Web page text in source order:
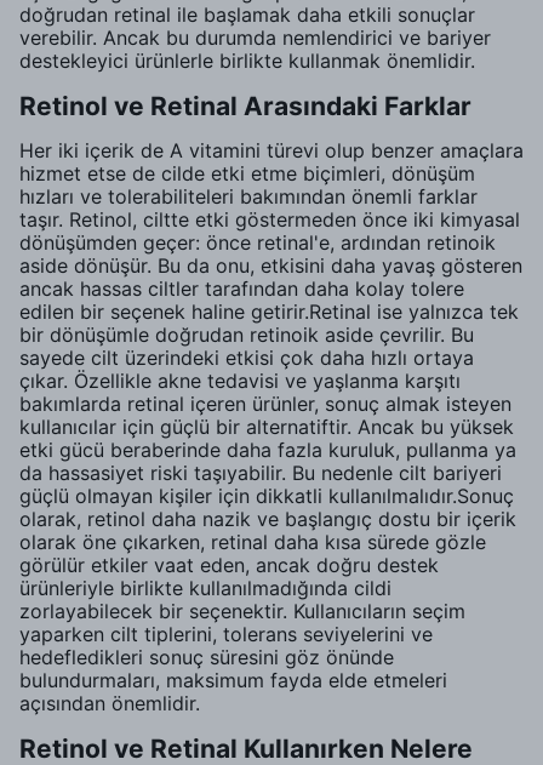
doğrudan retinal ile başlamak daha etkili sonuçlar
verebilir. Ancak bu durumda nemlendirici ve bariyer
destekleyici ürünlerle birlikte kullanmak önemlidir.
Retinol ve Retinal Arasındaki Farklar
Her iki içerik de A vitamini türevi olup benzer amaçlara
hizmet etse de cilde etki etme biçimleri, dönüşüm
hızları ve tolerabiliteleri bakımından önemli farklar
taşır. Retinol, ciltte etki göstermeden önce iki kimyasal
dönüşümden geçer: önce retinal'e, ardından retinoik
aside dönüşür. Bu da onu, etkisini daha yavaş gösteren
ancak hassas ciltler tarafından daha kolay tolere
edilen bir seçenek haline getirir.Retinal ise yalnızca tek
bir dönüşümle doğrudan retinoik aside çevrilir. Bu
sayede cilt üzerindeki etkisi çok daha hızlı ortaya
çıkar. Özellikle akne tedavisi ve yaşlanma karşıtı
bakımlarda retinal içeren ürünler, sonuç almak isteyen
kullanıcılar için güçlü bir alternatiftir. Ancak bu yüksek
etki gücü beraberinde daha fazla kuruluk, pullanma ya
da hassasiyet riski taşıyabilir. Bu nedenle cilt bariyeri
güçlü olmayan kişiler için dikkatli kullanılmalıdır.Sonuç
olarak, retinol daha nazik ve başlangıç dostu bir içerik
olarak öne çıkarken, retinal daha kısa sürede gözle
görülür etkiler vaat eden, ancak doğru destek
ürünleriyle birlikte kullanılmadığında cildi
zorlayabilecek bir seçenektir. Kullanıcıların seçim
yaparken cilt tiplerini, tolerans seviyelerini ve
hedefledikleri sonuç süresini göz önünde
bulundurmaları, maksimum fayda elde etmeleri
açısından önemlidir.
Retinol ve Retinal Kullanırken Nelere